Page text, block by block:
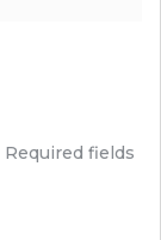
Required fields